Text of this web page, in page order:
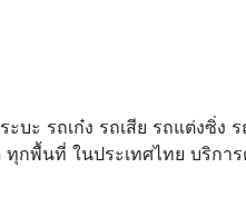
ะ รถเก๋ง รถเสีย รถแต่งซิ่ง ร
กพื้นที่ ในประเทศไทย บริกา